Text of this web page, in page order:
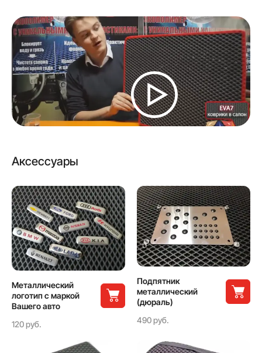
Аксессуары
Металлический
логотип с маркой
Вашего авто
120 руб.
Подпятник
металлический
(дюраль)
490 руб.